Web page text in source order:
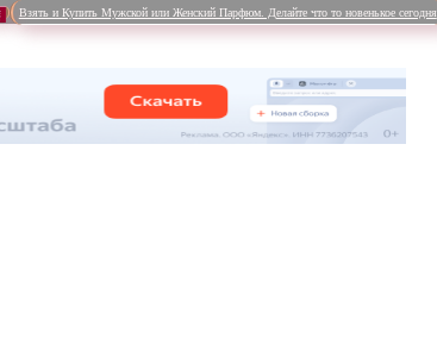
Взять и Купить Мужской или Женский Парфюм. Делайте что то новенькое сегодня